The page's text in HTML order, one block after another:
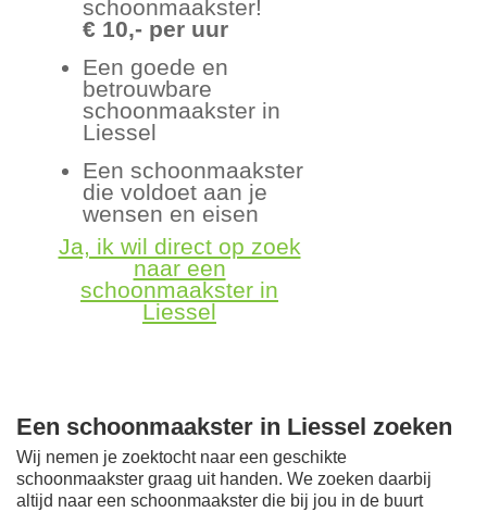
schoonmaakster!
€ 10,- per uur
Een goede en
betrouwbare
schoonmaakster in
Liessel
Een schoonmaakster
die voldoet aan je
wensen en eisen
Ja, ik wil direct op zoek
naar een
schoonmaakster in
Liessel
Een schoonmaakster in Liessel zoeken
Wij nemen je zoektocht naar een geschikte
schoonmaakster graag uit handen. We zoeken daarbij
altijd naar een schoonmaakster die bij jou in de buurt